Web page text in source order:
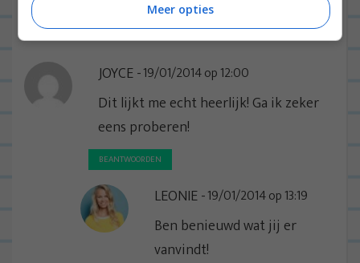
BEANTWOORDEN
JOYCE 19/01/2014 op 12:00
Dit lijkt me echt heerlijk! Ga ik zeker
eens proberen!
BEANTWOORDEN
LEONIE 19/01/2014 op 13:19
Ben benieuwd wat jij er
vanvindt!
Meer opties